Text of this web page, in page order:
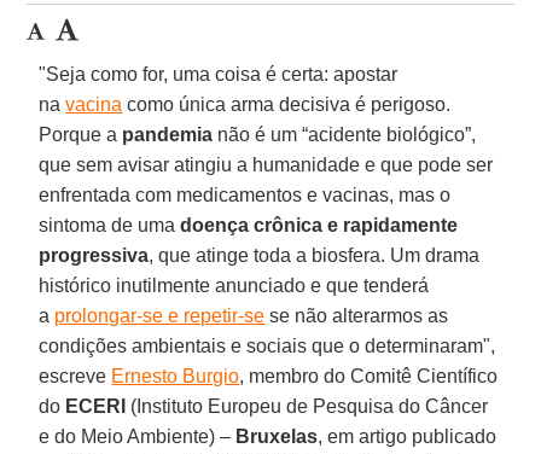
"Seja como for, uma coisa é certa: apostar
navacina como única arma decisiva é perigoso.
Porque a pandemia não é um “acidente biológico”,
que sem avisar atingiu a humanidade e que pode ser
enfrentada com medicamentos e vacinas, mas o
sintoma de umadoença crônica e rapidamente
progressiva, que atinge toda a biosfera. Um drama
histórico inutilmente anunciado e que tenderá
a prolongar-se e repetir-se se não alterarmos as
condições ambientais e sociais que o determinaram",
escreve Ernesto Burgio, membro do Comitê Científico
do ECERI (Instituto Europeu de Pesquisa do Câncer
e do Meio Ambiente) – Bruxelas, em artigo publicado